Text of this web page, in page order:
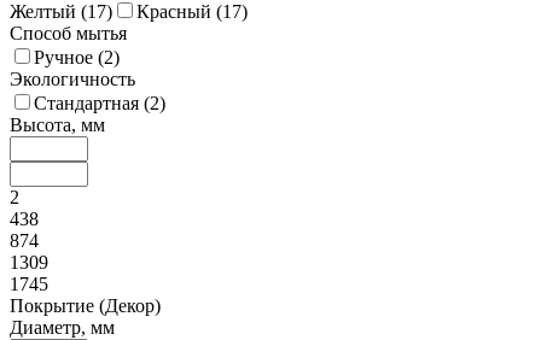
Желтый (17) Красный (17)
Способ мытья
Ручное (2)
Экологичность
Стандартная (2)
Высота, мм
2
438
874
1309
1745
Покрытие (Декор)
Диаметр, мм